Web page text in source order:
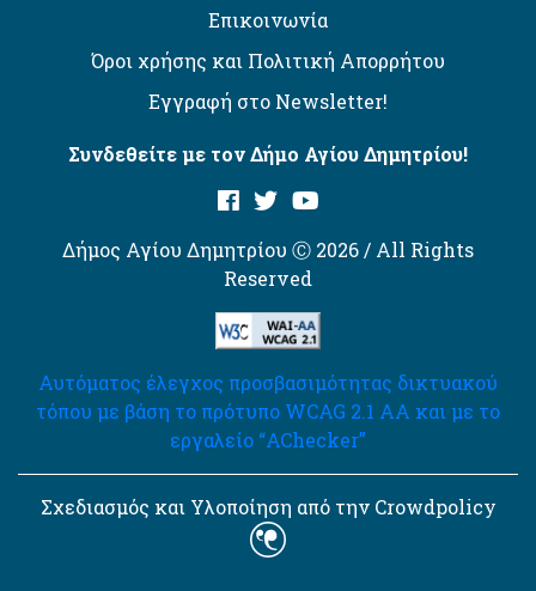
Επικοινωνία
Όροι χρήσης και Πολιτική Απορρήτου
Εγγραφή στο Newsletter!
Συνδεθείτε με τον Δήμο Αγίου Δημητρίου!
Δήμος Αγίου Δημητρίου Ⓒ 2026 / All Rights
Reserved
Αυτόματος έλεγχος προσβασιμότητας δικτυακού
τόπου με βάση το πρότυπο WCAG 2.1 AA και με το
εργαλείο “AChecker”
Σχεδιασμός και Υλοποίηση από την Crowdpolicy